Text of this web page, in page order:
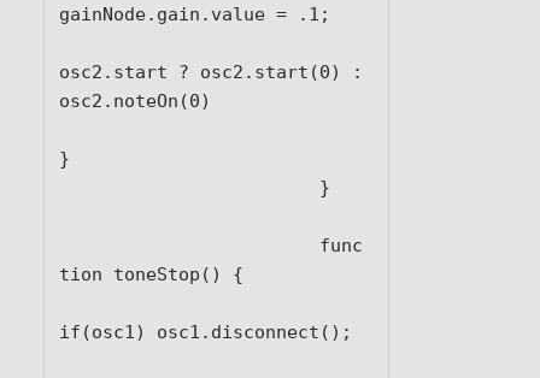
gainNode.gain.value = .1;
osc2.start ? osc2.start(0) :
osc2.noteOn(0)
}
tion toneStop() {
if(osc1) osc1.disconnect();